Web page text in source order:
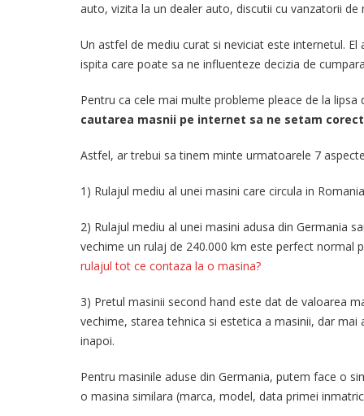
auto, vizita la un dealer auto, discutii cu vanzatorii
Un astfel de mediu curat si neviciat este internetul.
ispita care poate sa ne influenteze decizia de
Pentru ca cele mai multe probleme pleace de la
cautarea masnii pe internet sa ne setam
Astfel, ar trebui sa tinem minte urmatoarele 7
1) Rulajul mediu al unei masini care circula in
2) Rulajul mediu al unei masini adusa din Germania
vechime un rulaj de 240.000 km este perfect normal
rulajul tot ce contaza la o masina?
3) Pretul masinii second hand este dat de valoarea
vechime, starea tehnica si estetica a masinii, dar
inapoi.
Pentru masinile aduse din Germania, putem face o
o masina similara (marca, model, data primei